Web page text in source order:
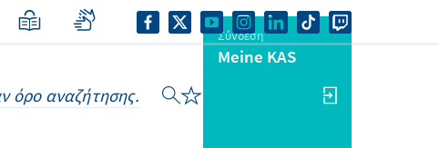
Σύνδεση
Meine KAS